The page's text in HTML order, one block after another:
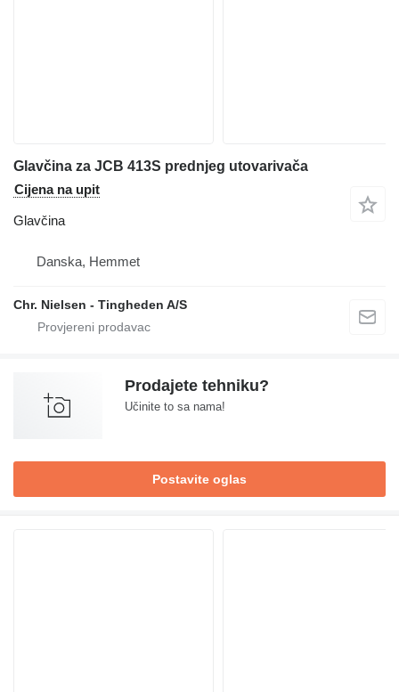
Glavčina za JCB 413S prednjeg utovarivača
Cijena na upit
Glavčina
Danska, Hemmet
Chr. Nielsen - Tingheden A/S
Prodajete tehniku?
Učinite to sa nama!
Postavite oglas